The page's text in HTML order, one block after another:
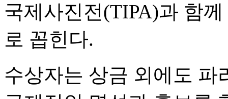
국제사진전(TIPA)과 함
로 꼽힌다.
수상자는 상금 외에도 파